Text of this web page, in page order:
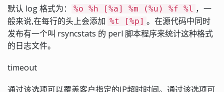
默认 log 格式为： %o %h [%a] %m (%u) %f %l ，一
般来说,在每行的头上会添加 %t [%p] 。在源代码中同时
发布有一个叫 rsyncstats 的 perl 脚本程序来统计这种格式
的日志文件。
timeout
通过该选项可以覆盖客户指定的IP超时时间。通过该选项可